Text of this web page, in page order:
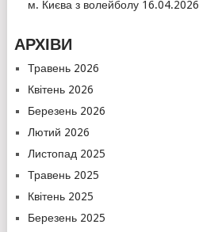
м. Києва з волейболу 16.04.2026
АРХІВИ
Травень 2026
Квітень 2026
Березень 2026
Лютий 2026
Листопад 2025
Травень 2025
Квітень 2025
Березень 2025